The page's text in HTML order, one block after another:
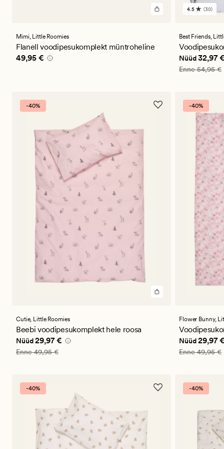
Mimi, Little Roomies
Flanell voodipesukomplekt müntroheline
Pris_ee 49,95 €
49,95 €
30
4.5
4.5 (30)
Best Friends,
Nåværende
Nüüd32,97
Vanlig pris_ee
Enne54,95 €
-40%
Cutie, Little Roomies
Beebi voodipesukomplekt hele roosa
Nåværende pris_ee
Nüüd29,97 €
Vanlig pris_ee
Enne49,95 €
-40%
Flower Bunny,
Nåværende
Nüüd29,97
Vanlig pris_ee
Enne49,95 €
-40% -40%